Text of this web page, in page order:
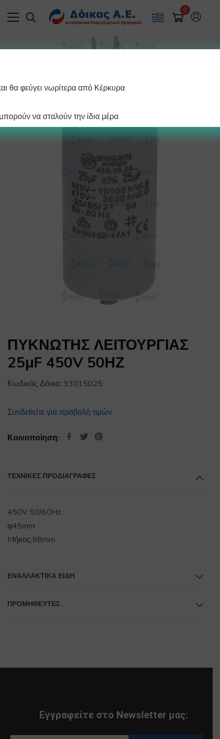
0
ΠΥΚΝΩΤΗΣ ΛΕΙΤΟΥΡΓΙΑΣ
25μF 450V 50ΗΖ
Κωδικός Δόικα: 33015025
Συνδεθείτε για προβολή τιμών
Κοινοποίηση:
ΤΕΧΝΙΚΕΣ ΠΡΟΔΙΑΓΡΑΦΕΣ
450V 50/60Hz
φ45mm
Mήκος:98mm
ΕΝΑΛΛΑΚΤΙΚΆ ΕΊΔΗ
ΠΡΟΜΗΘΕΥΤΕΣ
Εγγραφείτε στο Newsletter μας:
θα φεύγει νωρίτερα από Κέρκυρα.
να σταλούν την ίδια μέρα.